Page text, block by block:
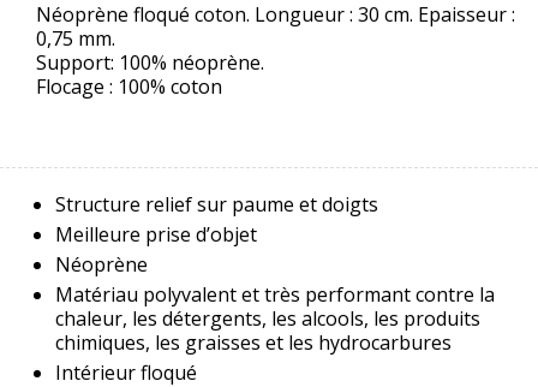
Néoprène floqué coton. Longueur : 30 cm. Epaisseur :
0,75 mm.
Support: 100% néoprène.
Flocage : 100% coton
Structure relief sur paume et doigts
Meilleure prise d’objet
Néoprène
Matériau polyvalent et très performant contre la
chaleur, les détergents, les alcools, les produits
chimiques, les graisses et les hydrocarbures
Intérieur floqué